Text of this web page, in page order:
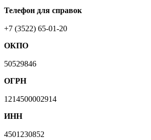
Телефон для справок
+7 (3522) 65-01-20
ОКПО
50529846
ОГРН
1214500002914
ИНН
4501230852